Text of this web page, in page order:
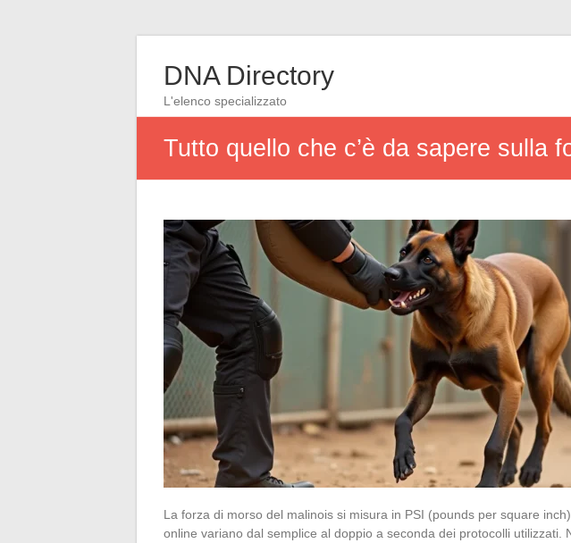
DNA Directory
L'elenco specializzato
Tutto quello che c’è da sapere sulla
La forza di morso del malinois si misura in PSI (pounds per square
online variano dal semplice al doppio a seconda dei protocolli utilizzati.